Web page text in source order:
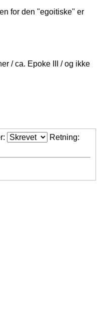
for den "egoitiske" er
/ ca. Epoke III / og ikke
Retning: